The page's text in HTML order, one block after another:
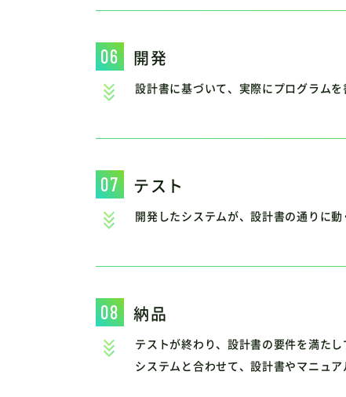
開発
設計書に基づいて、実際にプログラムを
テスト
開発したシステムが、設計書の通りに
納品
テストが終わり、設計書の要件を満た
システムと合わせて、設計書やマニュア